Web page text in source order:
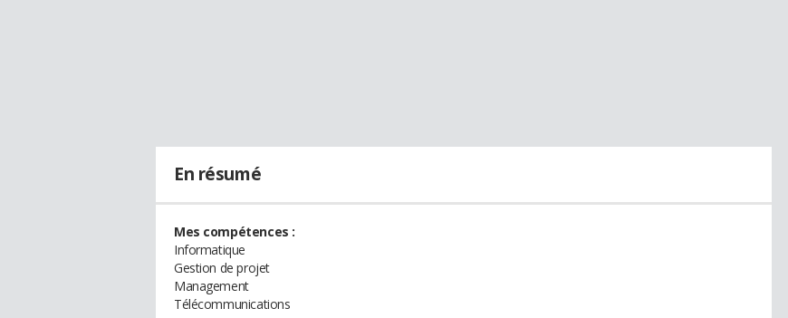
En résumé
Mes compétences :
Informatique
Gestion de projet
Management
Télécommunications